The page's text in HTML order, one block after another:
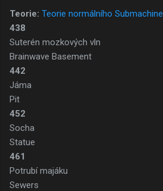
Teorie: Teorie normálního Submachine
438
Suterén mozkových vln
Brainwave Basement
442
Jáma
Pit
452
Socha
Statue
461
Potrubí majáku
Sewers